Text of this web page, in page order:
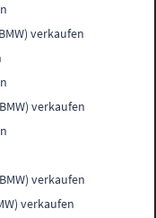
verkaufen
verkaufen
verkaufen
verkaufen